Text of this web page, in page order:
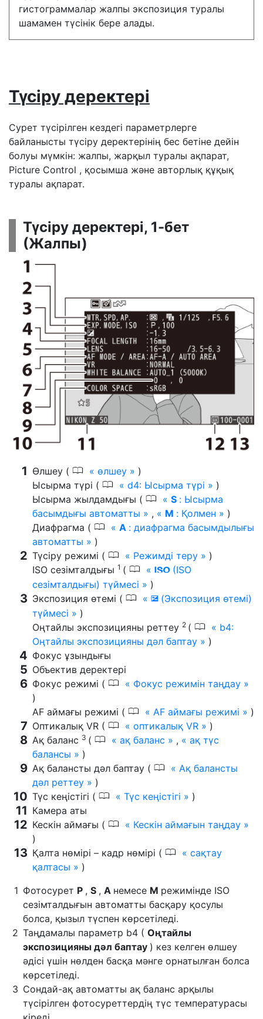
гистограммалар жалпы экспозиция туралы
шамамен түсінік бере алады.
Түсіру деректері
Сурет түсірілген кездегі параметрлерге
байланысты түсіру деректерінің бес бетіне дейін
болуы мүмкін: жалпы, жарқыл туралы ақпарат,
Picture Control , қосымша және авторлық құқық
туралы ақпарат.
Түсіру деректері, 1-бет
(Жалпы)
Өлшеу ( 0 өлшеу
)
Ысырма түрі ( 0 d4: Ысырма түрі
)
Ысырма жылдамдығы ( 0 S : Ысырма
басымдығы автоматты
, M : Қолмен
)
Диафрагма ( 0 A : диафрагма басымдылығы
автоматты
)
Түсіру режимі ( 0 Режимді теру
)
ISO сезімталдығы 1 ( 0 S (ISO
сезімталдығы) түймесі
)
Экспозиция өтемі ( 0 E (Экспозиция өтемі)
түймесі
)
Оңтайлы экспозицияны реттеу 2 ( 0
b4:
Оңтайлы экспозицияны дәл баптау
)
Фокус ұзындығы
Объектив деректері
Фокус режимі ( 0
Фокус режимін таңдау
)
AF аймағы режимі ( 0 AF аймағы режимі
)
Оптикалық VR ( 0 оптикалық VR
)
Ақ баланс 3 ( 0 ақ баланс ,
ақ түс
балансы
)
Ақ балансты дәл баптау ( 0
Ақ балансты
дәл реттеу
)
Түс кеңістігі ( 0 Түс кеңістігі
)
Камера аты
Кескін аймағы ( 0
Кескін аймағын таңдау
)
Қалта нөмірі – кадр нөмірі ( 0
сақтау
қалтасы
)
Фотосурет P , S , A немесе M режимінде ISO
сезімталдығын автоматты басқару қосулы
болса, қызыл түспен көрсетіледі.
Таңдамалы параметр b4 ( Оңтайлы
экспозицияны дәл баптау ) кез келген өлшеу
әдісі үшін нөлден басқа мәнге орнатылған болса
көрсетіледі.
Сондай-ақ автоматты ақ баланс арқылы
түсірілген фотосуреттердің түс температурасы